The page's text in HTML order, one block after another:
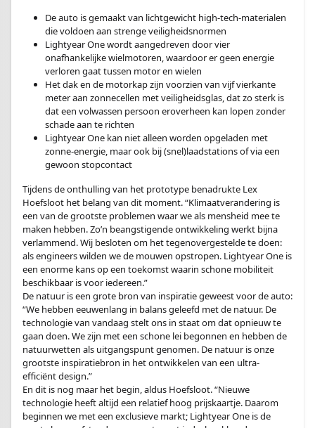
De auto is gemaakt van lichtgewicht high-tech-materialen
die voldoen aan strenge veiligheidsnormen
Lightyear One wordt aangedreven door vier
onafhankelijke wielmotoren, waardoor er geen energie
verloren gaat tussen motor en wielen
Het dak en de motorkap zijn voorzien van vijf vierkante
meter aan zonnecellen met veiligheidsglas, dat zo sterk is
dat een volwassen persoon eroverheen kan lopen zonder
schade aan te richten
Lightyear One kan niet alleen worden opgeladen met
zonne-energie, maar ook bij (snel)laadstations of via een
gewoon stopcontact
Tijdens de onthulling van het prototype benadrukte Lex
Hoefsloot het belang van dit moment. “Klimaatverandering is
een van de grootste problemen waar we als mensheid mee te
maken hebben. Zo’n beangstigende ontwikkeling werkt bijna
verlammend. Wij besloten om het tegenovergestelde te doen:
als engineers wilden we de mouwen opstropen. Lightyear One is
een enorme kans op een toekomst waarin schone mobiliteit
beschikbaar is voor iedereen.”
De natuur is een grote bron van inspiratie geweest voor de auto:
“We hebben eeuwenlang in balans geleefd met de natuur. De
technologie van vandaag stelt ons in staat om dat opnieuw te
gaan doen. We zijn met een schone lei begonnen en hebben de
natuurwetten als uitgangspunt genomen. De natuur is onze
grootste inspiratiebron in het ontwikkelen van een ultra-
efficiënt design.”
En dit is nog maar het begin, aldus Hoefsloot. “Nieuwe
technologie heeft altijd een relatief hoog prijskaartje. Daarom
beginnen we met een exclusieve markt; Lightyear One is de